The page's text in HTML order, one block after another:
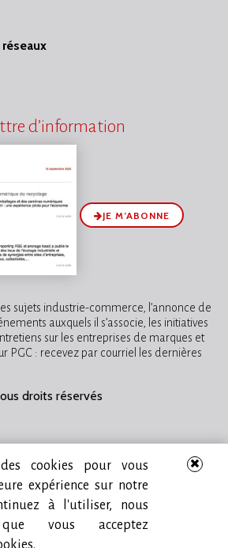
d’information
JE M’ABONNE
sujets industrie-commerce, l’annonce de
auxquels il s’associe, les initiatives
sur les entreprises de marques et
PGC : recevez par courriel les dernières
droits réservés
cookies pour vous
expérience sur notre
à l'utiliser, nous
que vous acceptez